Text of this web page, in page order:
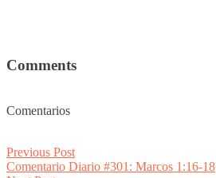
Comments
Comentarios
Post
Previous PostPrevious
post:
Comentario Diario #301: Marcos 1:16-18